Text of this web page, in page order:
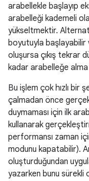
arabellekle başlayıp
arabelleği kademeli
yükseltmektir.
boyutuyla başlayabilir
oluşursa çıkış tekrar
kadar arabelleğe
Bu işlem çok hızlı bir
çalmadan önce
duymaması için ilk
kullanarak
performansı zaman
modunu kapatabilir).
oluşturduğundan
yazarken bunu sürekli